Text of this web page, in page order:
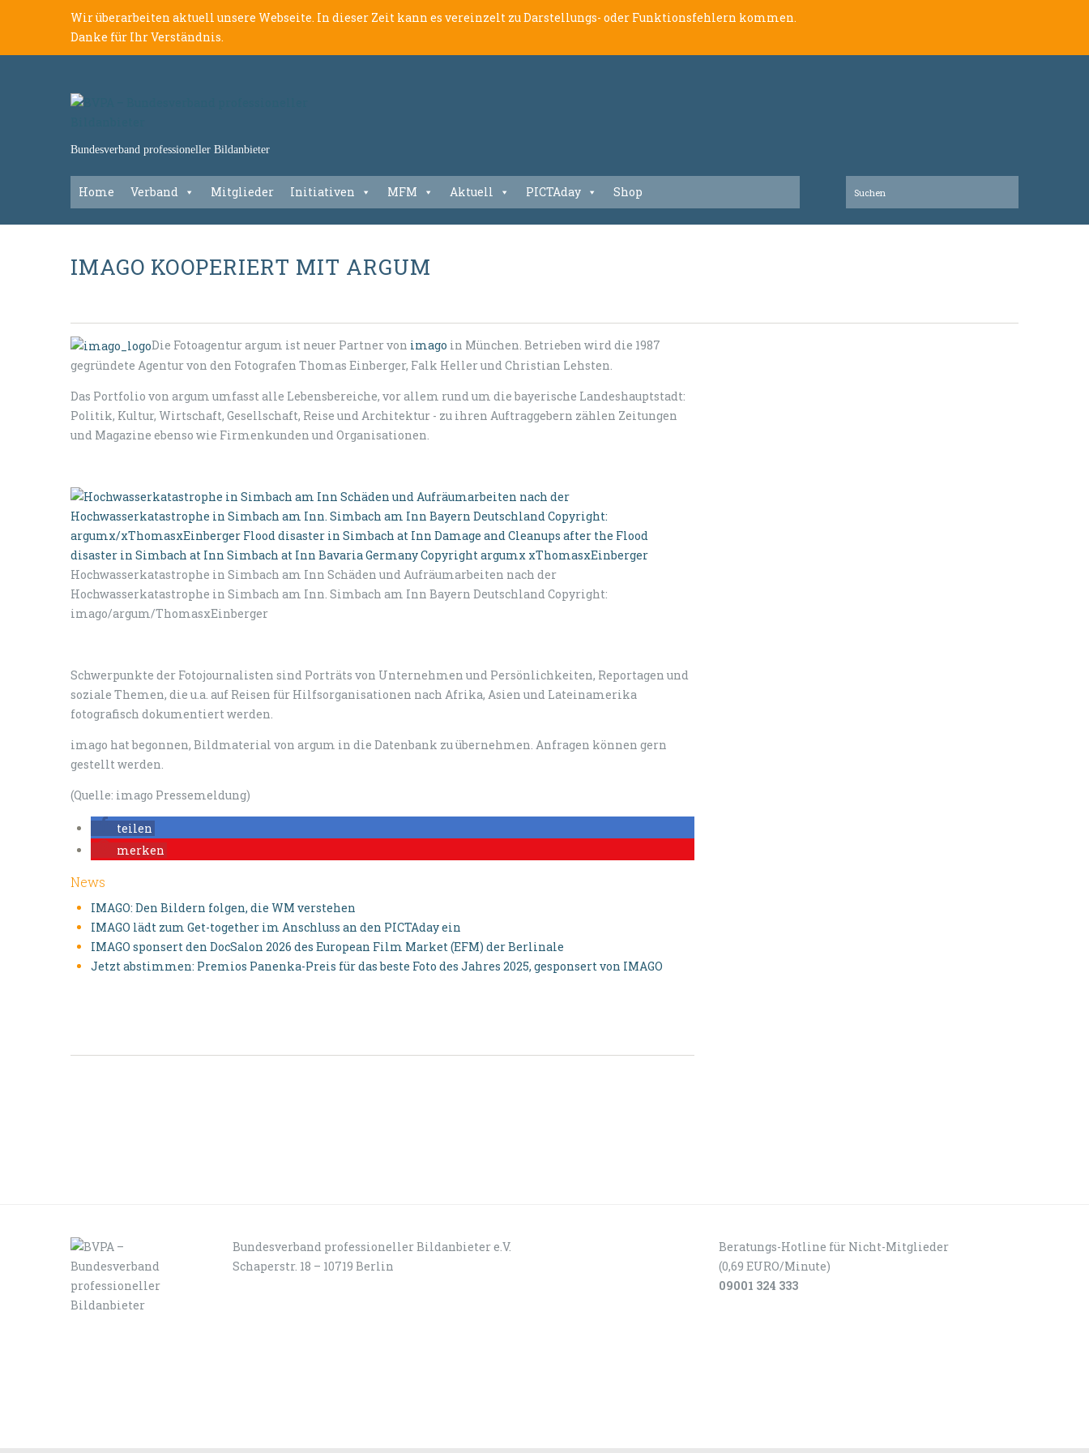
Wir überarbeiten aktuell unsere Webseite. In dieser Zeit kann es vereinzelt zu Darstellungs- oder Funktionsfehlern kommen.
Danke für Ihr Verständnis.
Bundesverband professioneller Bildanbieter
Home Verband Mitglieder Initiativen MFM Aktuell PICTAday Shop
IMAGO KOOPERIERT MIT ARGUM
Die Fotoagentur argum ist neuer Partner von imago in München. Betrieben wird die 1987
gegründete Agentur von den Fotografen Thomas Einberger, Falk Heller und Christian Lehsten.
Das Portfolio von argum umfasst alle Lebensbereiche, vor allem rund um die bayerische Landeshauptstadt:
Politik, Kultur, Wirtschaft, Gesellschaft, Reise und Architektur - zu ihren Auftraggebern zählen Zeitungen
und Magazine ebenso wie Firmenkunden und Organisationen.
Hochwasserkatastrophe in Simbach am Inn Schäden und Aufräumarbeiten nach der
Hochwasserkatastrophe in Simbach am Inn. Simbach am Inn Bayern Deutschland Copyright:
imago/argum/ThomasxEinberger
Schwerpunkte der Fotojournalisten sind Porträts von Unternehmen und Persönlichkeiten, Reportagen und
soziale Themen, die u.a. auf Reisen für Hilfsorganisationen nach Afrika, Asien und Lateinamerika
fotografisch dokumentiert werden.
imago hat begonnen, Bildmaterial von argum in die Datenbank zu übernehmen. Anfragen können gern
gestellt werden.
(Quelle: imago Pressemeldung)
teilen
merken
News
IMAGO: Den Bildern folgen, die WM verstehen
IMAGO lädt zum Get-together im Anschluss an den PICTAday ein
IMAGO sponsert den DocSalon 2026 des European Film Market (EFM) der Berlinale
Jetzt abstimmen: Premios Panenka-Preis für das beste Foto des Jahres 2025, gesponsert von IMAGO
Bundesverband professioneller Bildanbieter e.V.
Schaperstr. 18 – 10719 Berlin
Beratungs-Hotline für Nicht-Mitglieder
(0,69 EURO/Minute)
09001 324 333